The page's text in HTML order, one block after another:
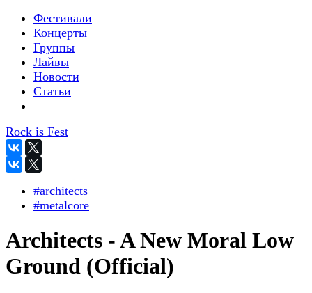
Фестивали
Концерты
Группы
Лайвы
Новости
Статьи
Rock is Fest
#architects
#metalcore
Architects - A New Moral Low
Ground (Official)